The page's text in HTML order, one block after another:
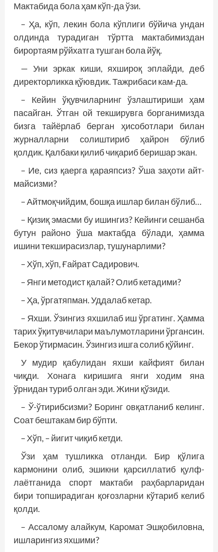
Мактабида бола ҳам кўп-да ўзи.
– Ҳа, кўп, лекин бола кўплиги бўйича ундан
олдинда турадиган тўртта мактабимиздан
бирортаям рўйхатга тушган бола йўқ.
— Уни эркак киши, яхшироқ эплайди, деб
директорликка қўювдик. Тажрибаси кам-да.
– Кейин ўқувчиларнинг ўзлаштириши ҳам
пасайган. Ўтган ой текширувга борганимизда
бизга тайёрлаб берган ҳисоботлари билан
журналларни солиштириб ҳайрон бўлиб
қолдик. Қалбаки қилиб чиқариб беришар экан.
– Ие, сиз қаерга қараяпсиз? Ўша заҳоти айт­
майсизми?
– Айтмоқчийдим, бошқа ишлар билан бўлиб…
– Қизиқ эмасми бу ишингиз? Кейинги сешанба
бутун районо ўша мактабда бўлади, ҳамма
ишини текширасизлар, тушунарлими?
– Хўп, хўп, Ғайрат Садирович.
– Янги методист қалай? Олиб кетадими?
– Ҳа, ўргатяпман. Уддалаб кетар.
– Яхши. Ўзингиз яхшилаб иш ўргатинг. Ҳамма
тарих ўқитувчилари маълумотларини ўргансин.
Бекор ўтирмасин. Ўзингиз ишга солиб қўйинг.
У мудир қабулидан яхши кайфият билан
чиқди. Хонага киришига янги ходим яна
ўрнидан туриб олган эди. Жини қўзиди.
– Ў-ўтирибсизми? Боринг овқатланиб келинг.
Соат бештакам бир бўпти.
– Хўп, – йигит чиқиб кетди.
Ўзи ҳам тушликка отланди. Бир қўлига
кармонини олиб, эшикни қарсиллатиб қулф­
лаётганида спорт мактаби раҳбарларидан
бири топширадиган қоғозларни кўтариб келиб
қолди.
– Ассалому алайкум, Каромат Эшқобиловна,
ишларингиз яхшими?